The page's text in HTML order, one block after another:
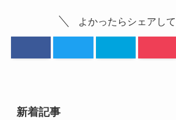
よかったらシェアして
新着記事